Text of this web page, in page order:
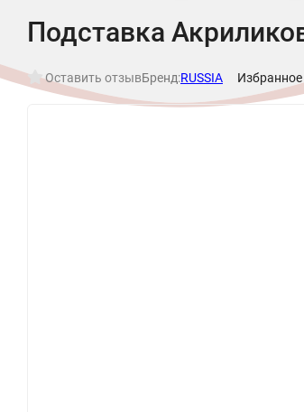
Подставка
Оставить отзывБренд:RUSSIA Избранное